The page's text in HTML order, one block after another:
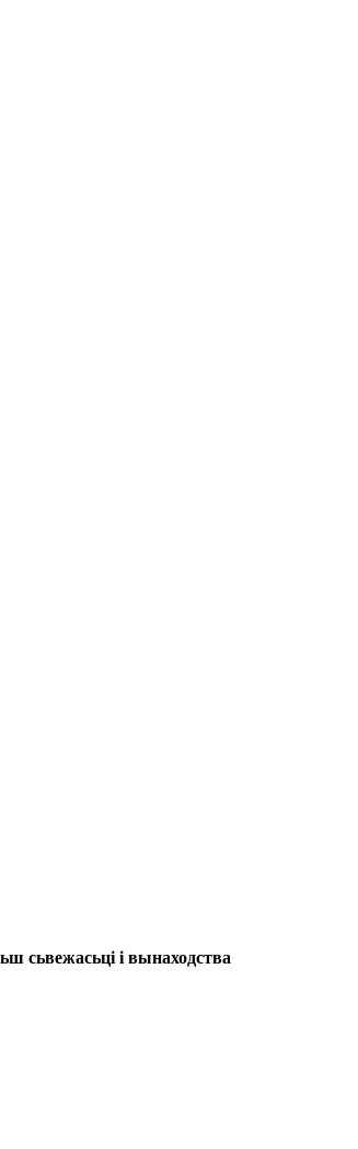
сьвежасьці і вынаходства